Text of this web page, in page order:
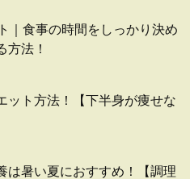
｜食事の時間をしっかり決め
方法！
ット方法！【下半身が痩せな
は暑い夏におすすめ！【調理